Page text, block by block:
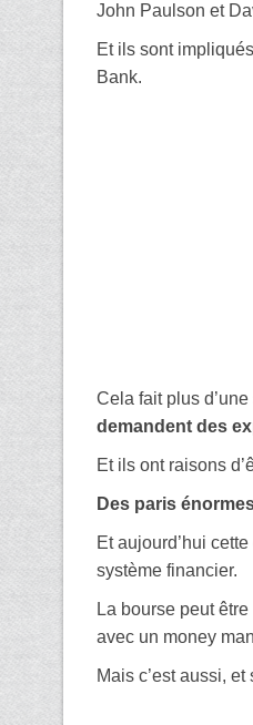
John Paulson et
Et ils sont
Bank.
Cela fait plus
demandent des
Et ils ont raisons
Des paris
Et aujourd’hui
système financier.
La bourse peut
avec un money
Mais c’est aussi,